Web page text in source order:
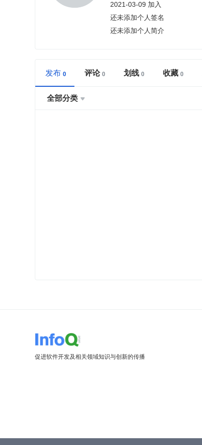
2021-03-09 加入
还未添加个人签名
还未添加个人简介
发布 评论 划线 收藏
全部分类 
促进软件开发及相关领域知识与创新的传播